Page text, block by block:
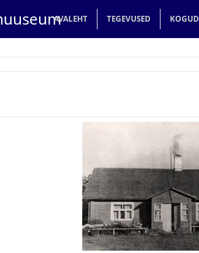
Main navigation
AVALEHT TEGEVUSED KOGUD